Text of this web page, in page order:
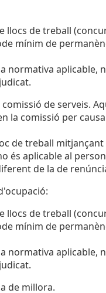
llocs de treball
mínim de
normativa aplicable,
de serveis.
la comissió per
de treball
és aplicable al
de la de
llocs de treball
mínim de
normativa aplicable,
de millora.